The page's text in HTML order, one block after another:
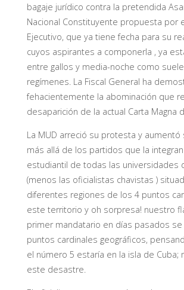
bagaje jurídico contra la pretendida
Nacional Constituyente propuesta por
Ejecutivo, que ya tiene fecha para su
cuyos aspirantes a componerla , ya
entre gallos y media-noche como
regímenes. La Fiscal General ha
fehacientemente la abominación que
desaparición de la actual Carta Magna
La MUD arreció su protesta y aumentó
más allá de los partidos que la
estudiantil de todas las universidades
(menos las oficialistas chavistas )
diferentes regiones de los 4 puntos
este territorio y oh sorpresa! nuestro
primer mandatario en días pasados
puntos cardinales geográficos,
el número 5 estaría en la isla de Cuba;
este desastre.